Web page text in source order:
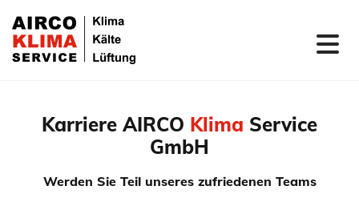
Zum Inhalt springen
Karriere AIRCO Klima Service
GmbH
Werden Sie Teil unseres zufriedenen Teams